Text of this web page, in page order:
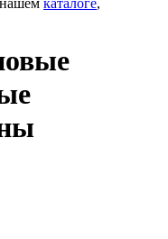
каталоге,